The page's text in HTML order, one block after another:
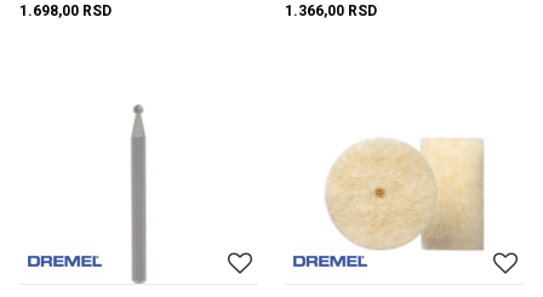
1.698,00 RSD 1.366,00 RSD